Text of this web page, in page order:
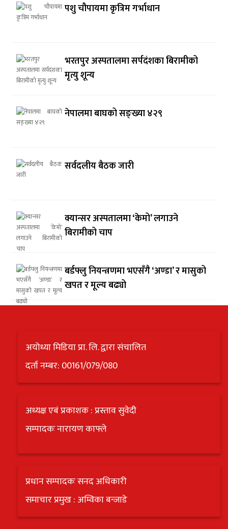
पशु चौपायमा कृत्रिम गर्भाधान
भरतपुर अस्पतालमा सर्पदंशका बिरामीको
मृत्यु शून्य
नेपालमा बाघको सङ्ख्या ४२९
सर्वदलीय बैठक जारी
क्यान्सर अस्पतालमा ‘केमो’ लगाउने
बिरामीको चाप
बर्डफ्लु नियन्त्रणमा भएसँगै ‘अण्डा’ र मासुको
खपत र मूल्य बढ्यो
अयोध्या मिडिया प्रा. लि. द्वारा संचालित
दर्ता नम्बर: 00161/079/080
अध्यक्ष एबं प्रकाशक : प्रस्ताव सुवेदी
सम्पादकः नारायण काफ्ले
प्रधान सम्पादकः सनद अधिकारी
समाचार प्रमुख : अम्विका बन्जाडे